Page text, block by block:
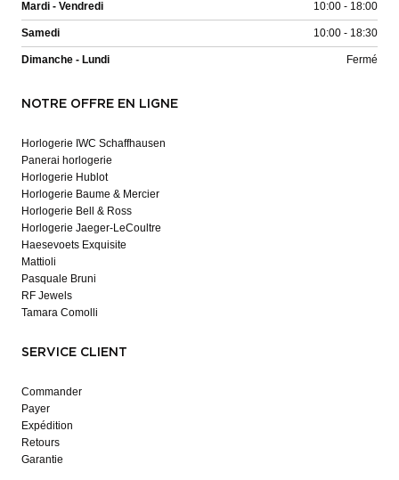
Mardi - Vendredi 10:00 - 18:00
Samedi 10:00 - 18:30
Dimanche - Lundi Fermé
NOTRE OFFRE EN LIGNE
Horlogerie IWC Schaffhausen
Panerai horlogerie
Horlogerie Hublot
Horlogerie Baume & Mercier
Horlogerie Bell & Ross
Horlogerie Jaeger-LeCoultre
Haesevoets Exquisite
Mattioli
Pasquale Bruni
RF Jewels
Tamara Comolli
SERVICE CLIENT
Commander
Payer
Expédition
Retours
Garantie